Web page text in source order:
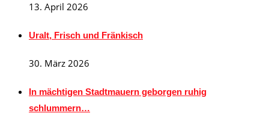
13. April 2026
Uralt, Frisch und Fränkisch
30. März 2026
In mächtigen Stadtmauern geborgen ruhig
schlummern…